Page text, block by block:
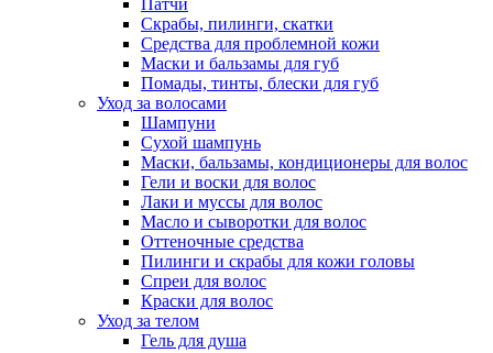
Скрабы, пилинги, скатки
Средства для проблемной кожи
Маски и бальзамы для губ
Помады, тинты, блески для губ
Уход за волосами
Шампуни
Сухой шампунь
Маски, бальзамы, кондиционеры для волос
Гели и воски для волос
Лаки и муссы для волос
Масло и сыворотки для волос
Оттеночные средства
Пилинги и скрабы для кожи головы
Спреи для волос
Краски для волос
Уход за телом
Гель для душа